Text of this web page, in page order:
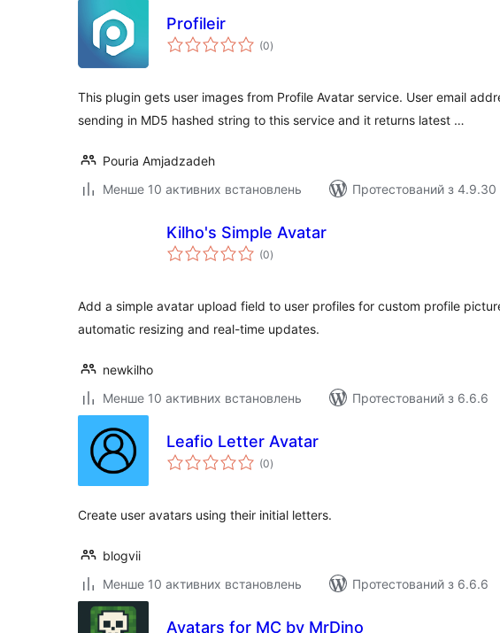
Profileir
(0загальний
рейтинг
)
This plugin gets user images from Profile Avatar service. User email
sending in MD5 hashed string to this service and it returns latest …
Pouria Amjadzadeh
Менше 10 активних встановлень
Протестований з 4.9.30
Kilho's Simple Avatar
(0загальний
рейтинг
)
Add a simple avatar upload field to user profiles for custom profile
automatic resizing and real-time updates.
newkilho
Менше 10 активних встановлень
Протестований з 6.6.6
Leafio Letter Avatar
(0загальний
рейтинг
)
Create user avatars using their initial letters.
blogvii
Менше 10 активних встановлень
Протестований з 6.6.6
Avatars for MC by MrDino